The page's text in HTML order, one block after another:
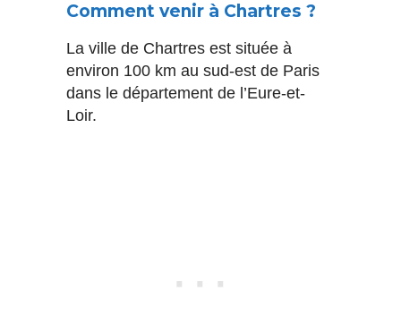
Comment venir à Chartres ?
La ville de Chartres est située à
environ 100 km au sud-est de Paris
dans le département de l’Eure-et-
Loir.